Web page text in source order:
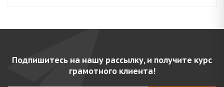
Подпишитесь на нашу рассылку, и получите курс
грамотного клиента!